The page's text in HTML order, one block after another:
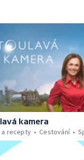
kamera
a recepty
Cestování